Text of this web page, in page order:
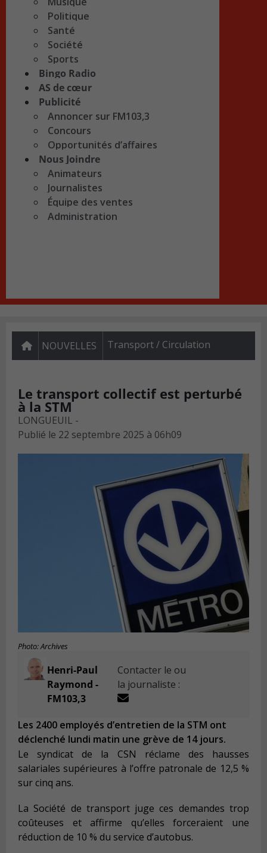
Politique
Santé
Société
Sports
Bingo Radio
AS de cœur
Publicité
Annoncer sur FM103,3
Concours
Opportunités d’affaires
Nous Joindre
Animateurs
Journalistes
Équipe des ventes
Administration
NOUVELLES Transport / Circulation
Le transport collectif est perturbé
à la STM
LONGUEUIL -
Publié le 22 septembre 2025 à 06h09
Photo: Archives
Henri-Paul
Raymond -
FM103,3
Contacter le ou
la journaliste :
Les 2400 employés d’entretien de la STM ont
déclenché lundi matin une grève de 14 jours.
Le syndicat de la CSN réclame des hausses
salariales supérieures à l’offre patronale de 12,5 %
sur cinq ans.
La Société de transport juge ces demandes trop
coûteuses et affirme qu’elles forceraient une
réduction de 10 % du service d’autobus.